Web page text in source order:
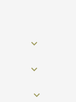


